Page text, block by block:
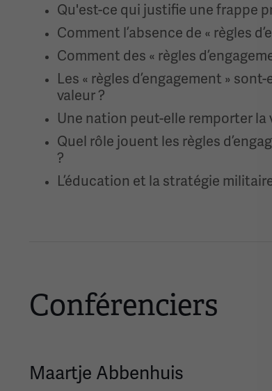
Qu'est-ce qui justifie une frappe
Comment l’absence de « règles
Comment des « règles
Les « règles d’engagement »
valeur ?
Une nation peut-elle remporter
Quel rôle jouent les règles
?
L’éducation et la stratégie
Conférenciers
Maartje Abbenhuis